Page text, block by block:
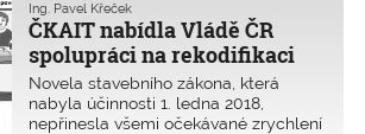
Šlechtová. Ona je takový zvláštní
člověk, uvedla primátorka v rozhovoru
na adresu současné šéfky obrany.
A tak hledám, zda u nás doma
nezbylo po vnoučatech nějaké lego,
abych stavebnici poslal paní
jimž hrozí až osmiletý trest odnětí
svobody.
ČKAIT nabídla Vládě ČR
spolupráci na rekodifikaci
stavebního práva
Ing. Pavel Křeček
Novela stavebního zákona, která
nabyla účinnosti 1. ledna 2018,
nepřinesla všemi očekávané zrychlení